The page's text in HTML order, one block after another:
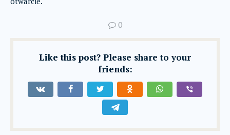
0
Like this post? Please share to your
friends: